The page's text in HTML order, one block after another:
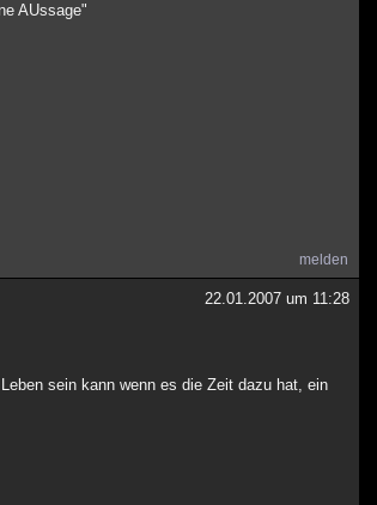
AUssage"
melden
22.01.2007 um 11:28
sein kann wenn es die Zeit dazu hat, ein